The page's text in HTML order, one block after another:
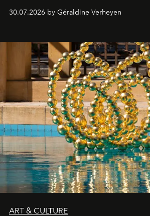
30.07.2026 by Géraldine Verheyen
ART & CULTURE